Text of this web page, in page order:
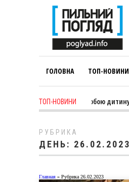
ГОЛОВНА ТОП-НОВИНИ
ТОП-НОВИНИ
тренер веде за собою
РУБРИКА
ДЕНЬ: 26.02.2023
Главная » Рубрика 26.02.2023